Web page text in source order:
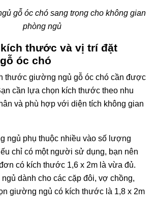
gỗ óc chó sang trọng cho không gian
phòng ngủ
thước và vị trí đặt
óc chó
thước giường ngủ gỗ óc chó cần được
cần lựa chọn kích thước theo nhu
và phù hợp với diện tích không gian
ngủ phụ thuộc nhiều vào số lượng
chỉ có một người sử dụng, bạn nên
có kích thước 1,6 x 2m là vừa đủ.
dành cho các cặp đôi, vợ chồng,
giường ngủ có kích thước là 1,8 x 2m